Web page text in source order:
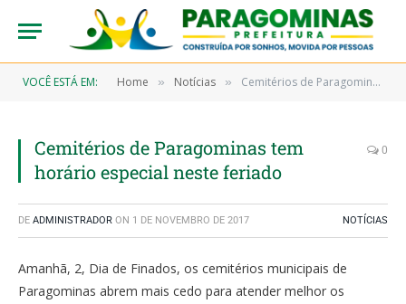
VOCÊ ESTÁ EM: Home » Notícias » Cemitérios de Paragominas tem horário especial neste feriado
Cemitérios de Paragominas tem
horário especial neste feriado
0
DE ADMINISTRADOR ON 1 DE NOVEMBRO DE 2017 NOTÍCIAS
Amanhã, 2, Dia de Finados, os cemitérios municipais de
Paragominas abrem mais cedo para atender melhor os